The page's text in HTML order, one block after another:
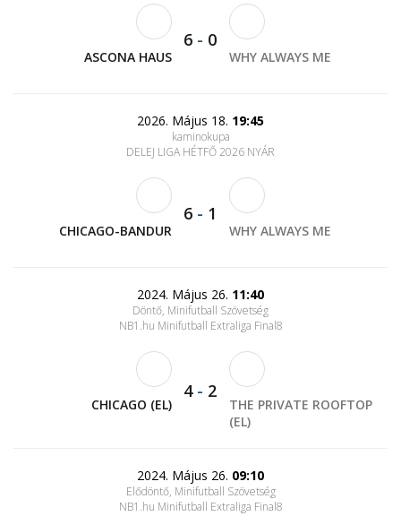
ASCONA HAUS
6 - 0
WHY ALWAYS ME
2026. Május 18. 19:45
kaminokupa
DELEJ LIGA HÉTFŐ 2026 NYÁR
CHICAGO-BANDUR
6 - 1
WHY ALWAYS ME
2024. Május 26. 11:40
Döntő, Minifutball Szövetség
NB1.hu Minifutball Extraliga Final8
CHICAGO (EL)
4- 2
THE PRIVATE ROOFTOP
(EL)
2024. Május 26. 09:10
Elődöntő, Minifutball Szövetség
NB1.hu Minifutball Extraliga Final8